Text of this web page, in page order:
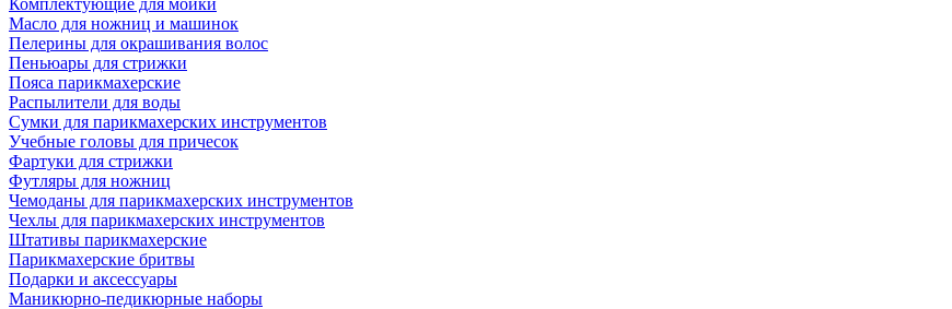
Комплектующие для мойки
Масло для ножниц и машинок
Пелерины для окрашивания волос
Пеньюары для стрижки
Пояса парикмахерские
Распылители для воды
Сумки для парикмахерских инструментов
Учебные головы для причесок
Фартуки для стрижки
Футляры для ножниц
Чемоданы для парикмахерских инструментов
Чехлы для парикмахерских инструментов
Штативы парикмахерские
Парикмахерские бритвы
Подарки и аксессуары
Маникюрно-педикюрные наборы